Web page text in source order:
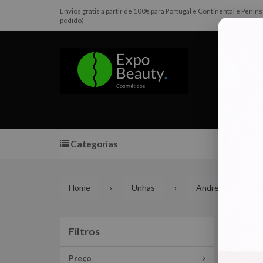
Envios grátis a partir de 100€ para Portugal e Continental e
pedido)
Categorias
Home Unhas Andreia
Filtros
Preço